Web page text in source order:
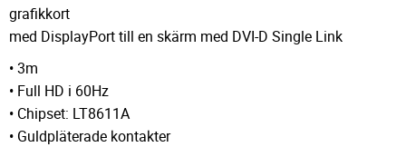
grafikkort
med DisplayPort till en skärm med DVI-D Single Link
• 3m
• Full HD i 60Hz
• Chipset: LT8611A
• Guldpläterade kontakter